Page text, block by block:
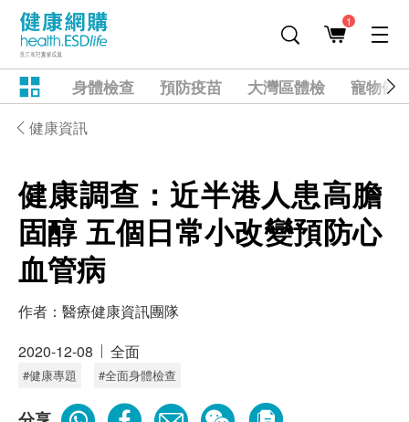
1
身體檢查 預防疫苗 大灣區體檢 寵物健
健康資訊
健康調查：近半港人患高膽
固醇 五個日常小改變預防心
血管病
作者： 醫療健康資訊團隊
2020-12-08
全面
#健康專題 #全面身體檢查